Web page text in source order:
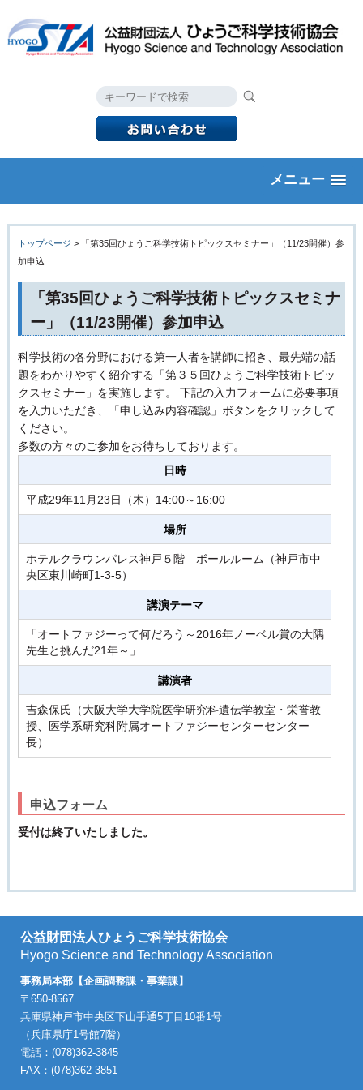
メニュー
トップページ > 「第35回ひょうご科学技術トピックスセミナー」（11/23開催）参
加申込
「第35回ひょうご科学技術トピックスセミナ
ー」（11/23開催）参加申込
科学技術の各分野における第一人者を講師に招き、最先端の話
題をわかりやすく紹介する「第３５回ひょうご科学技術トピッ
クスセミナー」を実施します。 下記の入力フォームに必要事項
を入力いただき、「申し込み内容確認」ボタンをクリックして
ください。
多数の方々のご参加をお待ちしております。
日時
平成29年11月23日（木）14:00～16:00
場所
ホテルクラウンパレス神戸５階 ボールルーム（神戸市中
央区東川崎町1-3-5）
講演テーマ
「オートファジーって何だろう～2016年ノーベル賞の大隅
先生と挑んだ21年～」
講演者
吉森保氏（大阪大学大学院医学研究科遺伝学教室・栄誉教
授、医学系研究科附属オートファジーセンターセンター
長）
申込フォーム
受付は終了いたしました。
公益財団法人ひょうご科学技術協会
Hyogo Science and Technology Association
事務局本部【企画調整課・事業課】
〒650-8567
兵庫県神戸市中央区下山手通5丁目10番1号
（兵庫県庁1号館7階）
電話：(078)362-3845
FAX：(078)362-3851